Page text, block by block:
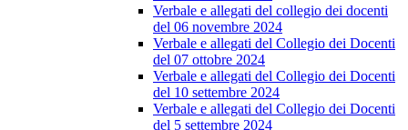
Verbale e allegati del collegio dei docenti
del 06 novembre 2024
Verbale e allegati del Collegio dei Docenti
del 07 ottobre 2024
Verbale e allegati del Collegio dei Docenti
del 10 settembre 2024
Verbale e allegati del Collegio dei Docenti
del 5 settembre 2024